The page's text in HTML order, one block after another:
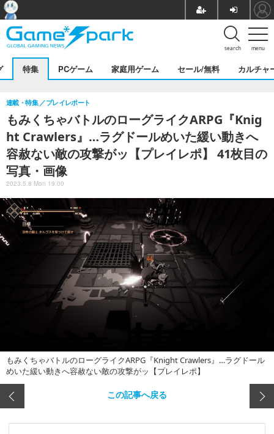
menu
search
特集 PCゲーム 家庭用ゲーム セール/無料 カルチャ
もみくちゃバトルのローグライクARPG『Knig
ht Crawlers』…ラグドールめいた緩い動きへ
容赦ない敵の攻撃がッ【プレイレポ】 41枚目の
写真・画像
連載・特集 プレイレポート
2023.5.8 Mon 19:00
もみくちゃバトルのローグライクARPG『Knight Crawlers』…ラグドール
めいた緩い動きへ容赦ない敵の攻撃がッ【プレイレポ】
この記事へ戻る